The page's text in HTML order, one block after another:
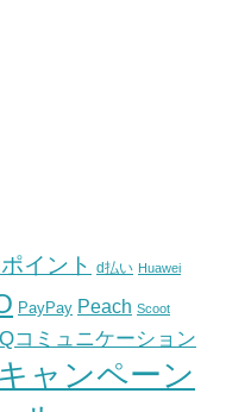
イント d払い Huawei
PayPay Peach Scoot
コミュニケーション
キャンペーン